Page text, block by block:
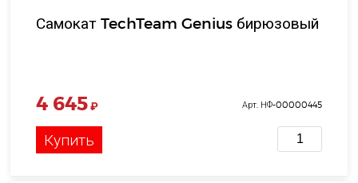
Самокат TechTeam Genius бирюзовый
4 645₽ Арт. НФ-00000445
Купить